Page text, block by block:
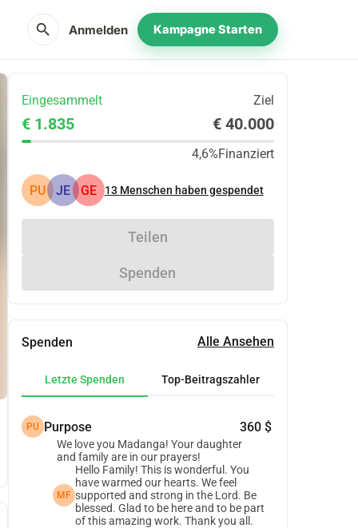
search Anmelden Kampagne Starten
Eingesammelt Ziel
€ 1.835 € 40.000
4,6%Finanziert
PU JE GE 13 Menschen haben gespendet
Teilen
Spenden
Spenden Alle Ansehen
Letzte Spenden Top-Beitragszahler
PU Purpose 360 $
We love you Madanga! Your daughter
and family are in our prayers!
MF
Hello Family! This is wonderful. You
have warmed our hearts. We feel
supported and strong in the Lord. Be
blessed. Glad to be here and to be part
of this amazing work. Thank you all.